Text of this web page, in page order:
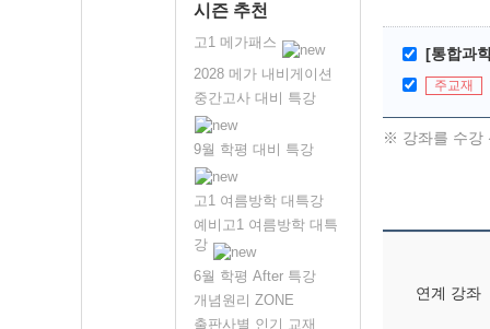
시즌 추천
고1 메가패스
2028 메가 내비게이션
중간고사 대비 특강
9월 학평 대비 특강
고1 여름방학 대특강
예비고1 여름방학 대특
강
6월 학평 After 특강
개념원리 ZONE
출판사별 인기 교재
[통합과
주교재
※ 강좌를 수강
연계 강좌